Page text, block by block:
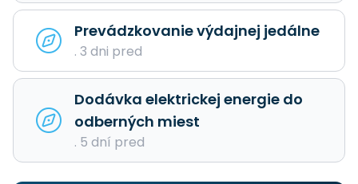
Prevádzkovanie výdajnej jedálne
. 3 dni pred
Dodávka elektrickej energie do
odberných miest
. 5 dní pred